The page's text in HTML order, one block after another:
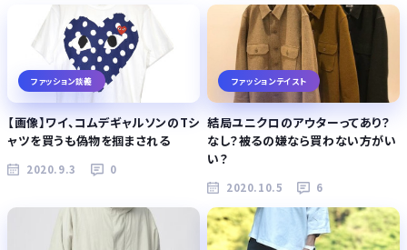
ファッション談義
【画像】ワイ、コムデギャルソンのTシ
ャツを買うも偽物を掴まされる
2020.9.3 0
ファッションテイスト
結局ユニクロのアウターってあり？
なし？被るの嫌なら買わない方がい
い？
2020.10.5 6